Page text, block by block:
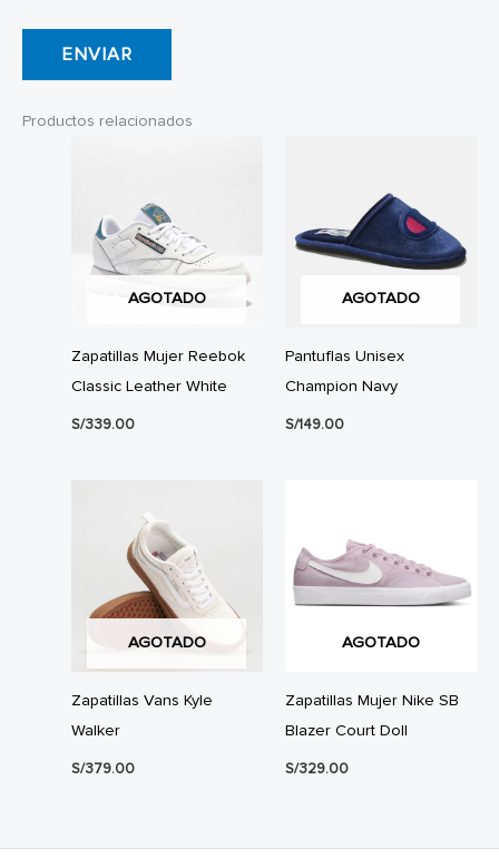
Productos relacionados
AGOTADO
Zapatillas Mujer Reebok
Classic Leather White
S/339.00
AGOTADO
Pantuflas Unisex
Champion Navy
S/149.00
AGOTADO
Zapatillas Vans Kyle
Walker
S/379.00
AGOTADO
Zapatillas Mujer Nike SB
Blazer Court Doll
S/329.00